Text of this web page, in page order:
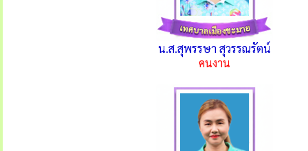
น.ส.สุพรรษา สุวรรณรัตน์
คนงาน